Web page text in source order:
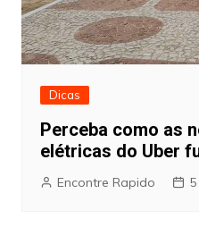
Dicas
Perceba como as
elétricas do Uber
Encontre Rapido